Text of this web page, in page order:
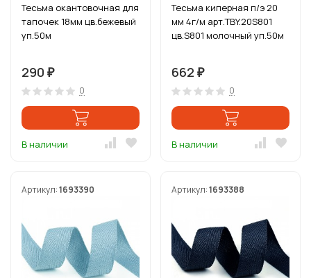
Тесьма окантовочная для
тапочек 18мм цв.бежевый
уп.50м
290 ₽
0
В наличии
Тесьма киперная п/э 20
мм 4г/м арт.TBY.20S801
цв.S801 молочный уп.50м
662 ₽
0
В наличии
Артикул:1693390 Артикул:1693388